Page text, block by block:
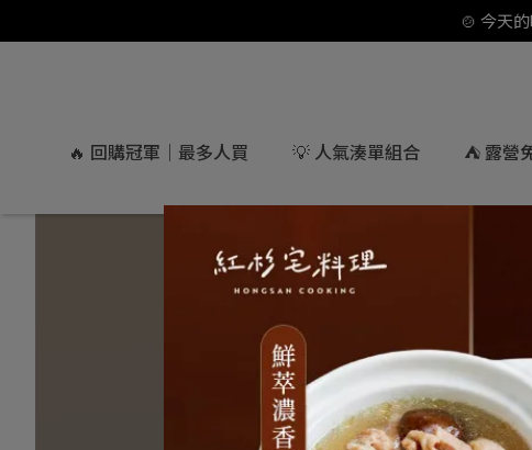
🍲 今天
🔥 回購冠軍｜最多人買 💡 人氣湊單組合 ⛺ 露營